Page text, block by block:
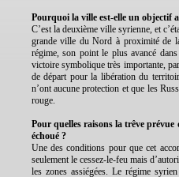
Pourquoi la ville est-elle un objectif
C’est la deuxième ville syrienne, et
grande ville du Nord à proximité de
régime, son point le plus avancé
victoire symbolique très importante,
de départ pour la libération du
n’ont aucune protection et que les
rouge.
Pour quelles raisons la trêve
échoué ?
Une des conditions pour que cet
seulement le cessez-le-feu mais
les zones assiégées. Le régime